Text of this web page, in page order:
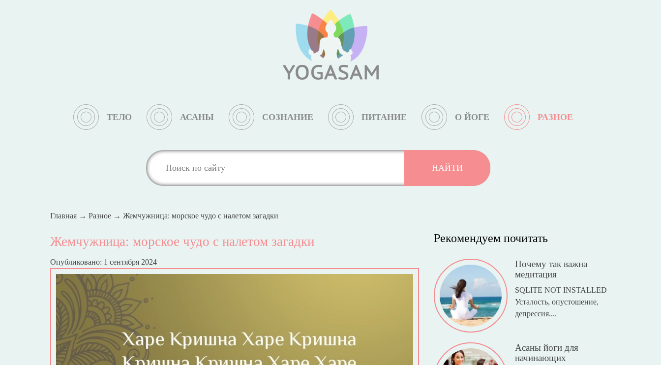
ТЕЛО АСАНЫ СОЗНАНИЕ ПИТАНИЕ О ЙОГЕ РАЗНОЕ
Главная → Разное → Жемчужница: морское чудо с налетом загадки
Жемчужница: морское чудо с налетом загадки
Опубликовано: 1 сентября 2024
Рекомендуем почитать
Почему так важна
медитация
SQLITE NOT INSTALLED
Усталость, опустошение,
депрессия....
Асаны йоги для
начинающих